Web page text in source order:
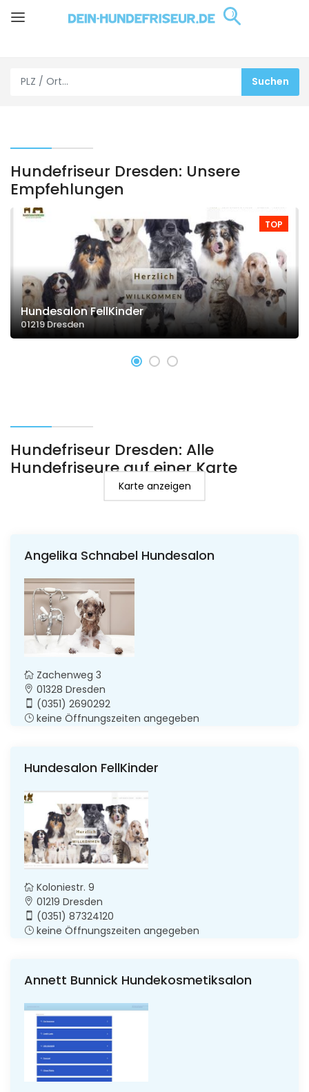
Hundefriseur Dresden: Unsere
Empfehlungen
TOP
Hundesalon FellKinder
01219 Dresden
Hundefriseur Dresden: Alle
Hundefriseure auf einer Karte
Karte anzeigen
Angelika Schnabel Hundesalon
Zachenweg 3
01328 Dresden
(0351) 2690292
keine Öffnungszeiten angegeben
Hundesalon FellKinder
Koloniestr. 9
01219 Dresden
(0351) 87324120
keine Öffnungszeiten angegeben
Annett Bunnick Hundekosmetiksalon